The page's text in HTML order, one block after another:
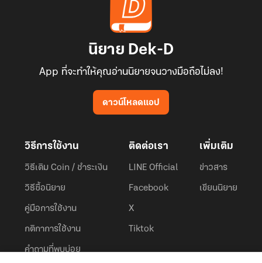
นิยาย Dek-D
App ที่จะทำให้คุณอ่านนิยายจนวางมือถือไม่ลง!
ดาวน์โหลดแอป
วิธีการใช้งาน
วิธีเติม Coin / ชำระเงิน
วิธีซื้อนิยาย
คู่มือการใช้งาน
กติกาการใช้งาน
คำถามที่พบบ่อย
ติดต่อเรา
LINE Official
Facebook
X
Tiktok
เพิ่มเติม
ข่าวสาร
เขียนนิยาย